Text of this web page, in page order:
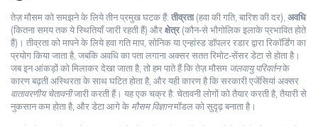
तेज़ मौसम को समझने के लिये तीन प्रमुख घटक हैं: तीव्रता(हवा की गति, बारिश की दर), अवधि
(कितना समय तक ये स्थितियाँ जारी रहती हैं) औरक्षेत्र(कौन‑से भौगोलिक इलाके प्रभावित होते
हैं)। तीव्रता को मापने के लियेहवा गति माप, सोनिक या एन्हांस्ड डॉपलर रडार द्वारा रिकॉर्डिंगका
प्रयोग किया जाता है, जबकि अवधि का पता लगाना अक्सर सतत रिमोट‑सेंसर डेटा से होता है।
जब इन आंकड़ों को मिलाकर देखा जाता है, तो हम पाते हैं कि तेज़ मौसम जलवायु परिवर्तनके
कारण बढ़ती अस्थिरता के साथ घटित होता है, और यही कारण है कि सरकारी एजेंसियां अक्सर
वातावरणीय चेतावनीजारी करती हैं। यह एक चक्र है: चेतावनी लोगों को तैयार करती है, तैयारी से
नुकसान कम होता है, और डेटा आगे के मौसम विज्ञानमॉडल को सुदृढ़ बनाता है।